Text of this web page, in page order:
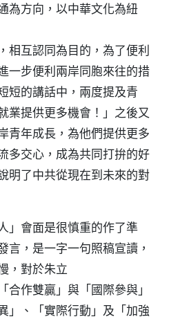
為方向，以中華文化為紐
相互認同為目的，為了便利
一步便利兩岸同胞來往的措
短的講話中，兩度提及青
業提供更多機會！」之後又
青年成長，為他們提供更多
多交心，成為共同打拚的好
明了中共從現在到未來的對
」會面是很慎重的作了準
言，是一字一句照稿宣讀，
，對於朱立
作雙贏」與「國際參與」
」、「實際行動」及「加強